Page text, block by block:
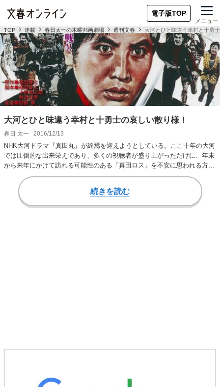
電子版TOP
メニュー
TOP 連載 春日太一の木曜邦画劇場 週刊文春 大河とひと味違う幸村と十勇
大河とひと味違う幸村と十勇士の哀しい散り様！
春日 太一 2016/12/13
NHK大河ドラマ『真田丸』が終焉を迎えようとしている。ここ十年の大河
では圧倒的な出来栄えであり、多くの視聴者が盛り上がっただけに、年末
から来年にかけて訪れる可能性のある「真田ロス」を不安に思われる方も
いるだろう。 …
続きを読む